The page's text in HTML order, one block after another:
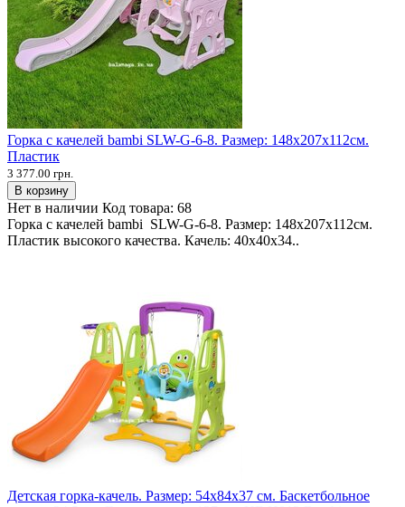
Горка с качелей bambi SLW-G-6-8. Размер: 148х207х112см.
Пластик
3 377.00 грн.
В корзину
Нет в наличии Код товара: 68
Горка с качелей bambi SLW-G-6-8. Размер: 148х207х112см.
Пластик высокого качества. Качель: 40х40х34..
Детская горка-качель. Размер: 54х84х37 см. Баскетбольное